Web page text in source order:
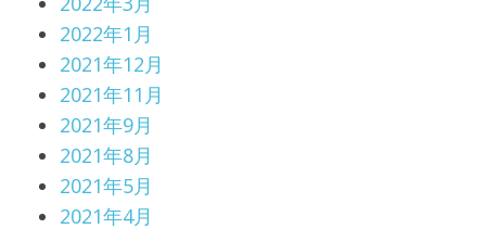
2022年1月
2021年12月
2021年11月
2021年9月
2021年8月
2021年5月
2021年4月